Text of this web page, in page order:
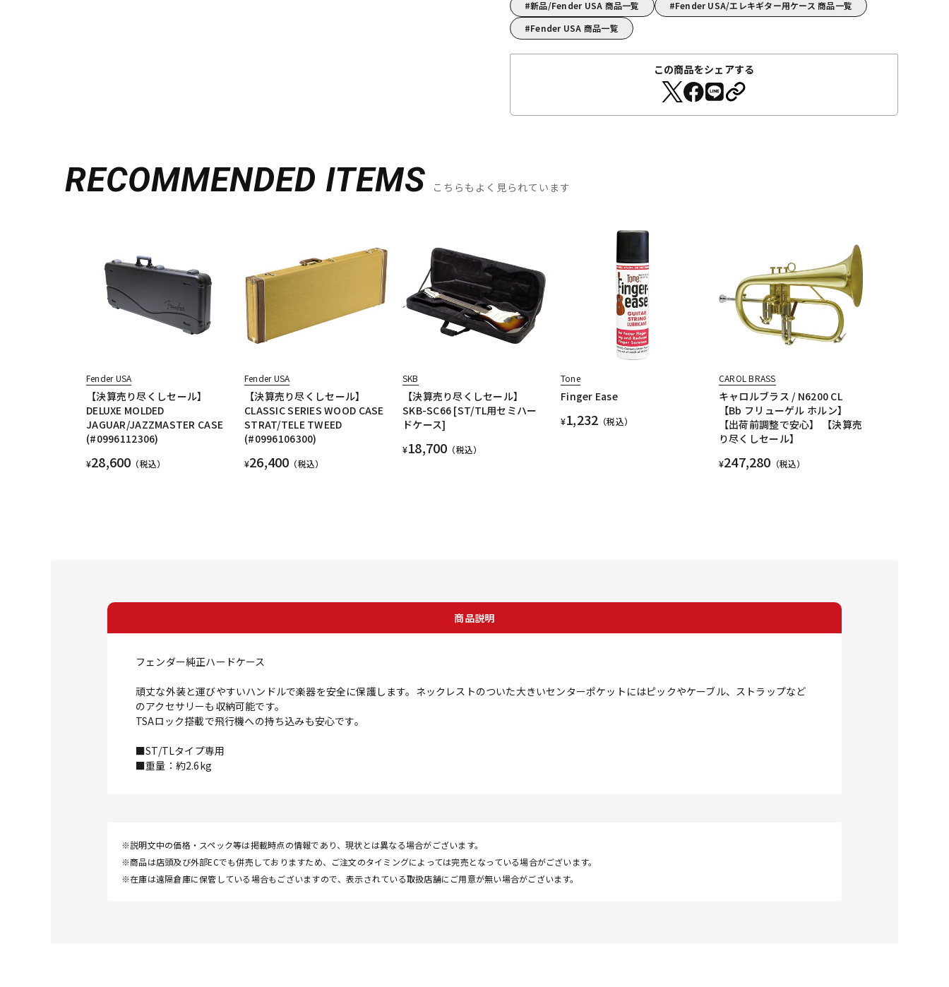
新品/Fender USA 商品一覧
Fender USA/エレキギター用ケース 商品一覧
Fender USA 商品一覧
この商品をシェアする
RECOMMENDED ITEMS こちらもよく見られています
Fender USA
【決算売り尽くしセール】
DELUXE MOLDED
JAGUAR/JAZZMASTER CASE
(#0996112306)
¥28,600 （税込）
Fender USA
【決算売り尽くしセール】
CLASSIC SERIES WOOD CASE
STRAT/TELE TWEED
(#0996106300)
¥26,400 （税込）
SKB
【決算売り尽くしセール】
SKB-SC66 [ST/TL用セミハー
ドケース]
¥18,700 （税込）
Tone
Finger Ease
¥1,232 （税込）
CAROL BRASS
キャロルブラス / N6200 CL
【Bb フリューゲル ホルン】
【出荷前調整で安心】 【決算売
り尽くしセール】
¥247,280 （税込）
商品説明
フェンダー純正ハードケース
頑丈な外装と運びやすいハンドルで楽器を安全に保護します。ネックレストのついた大きいセンターポケットにはピックやケーブル、ストラップなど
のアクセサリーも収納可能です。
TSAロック搭載で飛行機への持ち込みも安心です。
■ST/TLタイプ専用
■重量：約2.6kg
※説明文中の価格・スペック等は掲載時点の情報であり、現状とは異なる場合がございます。
※商品は店頭及び外部ECでも併売しておりますため、ご注文のタイミングによっては完売となっている場合がございます。
※在庫は遠隔倉庫に保管している場合もございますので、表示されている取扱店舗にご用意が無い場合がございます。